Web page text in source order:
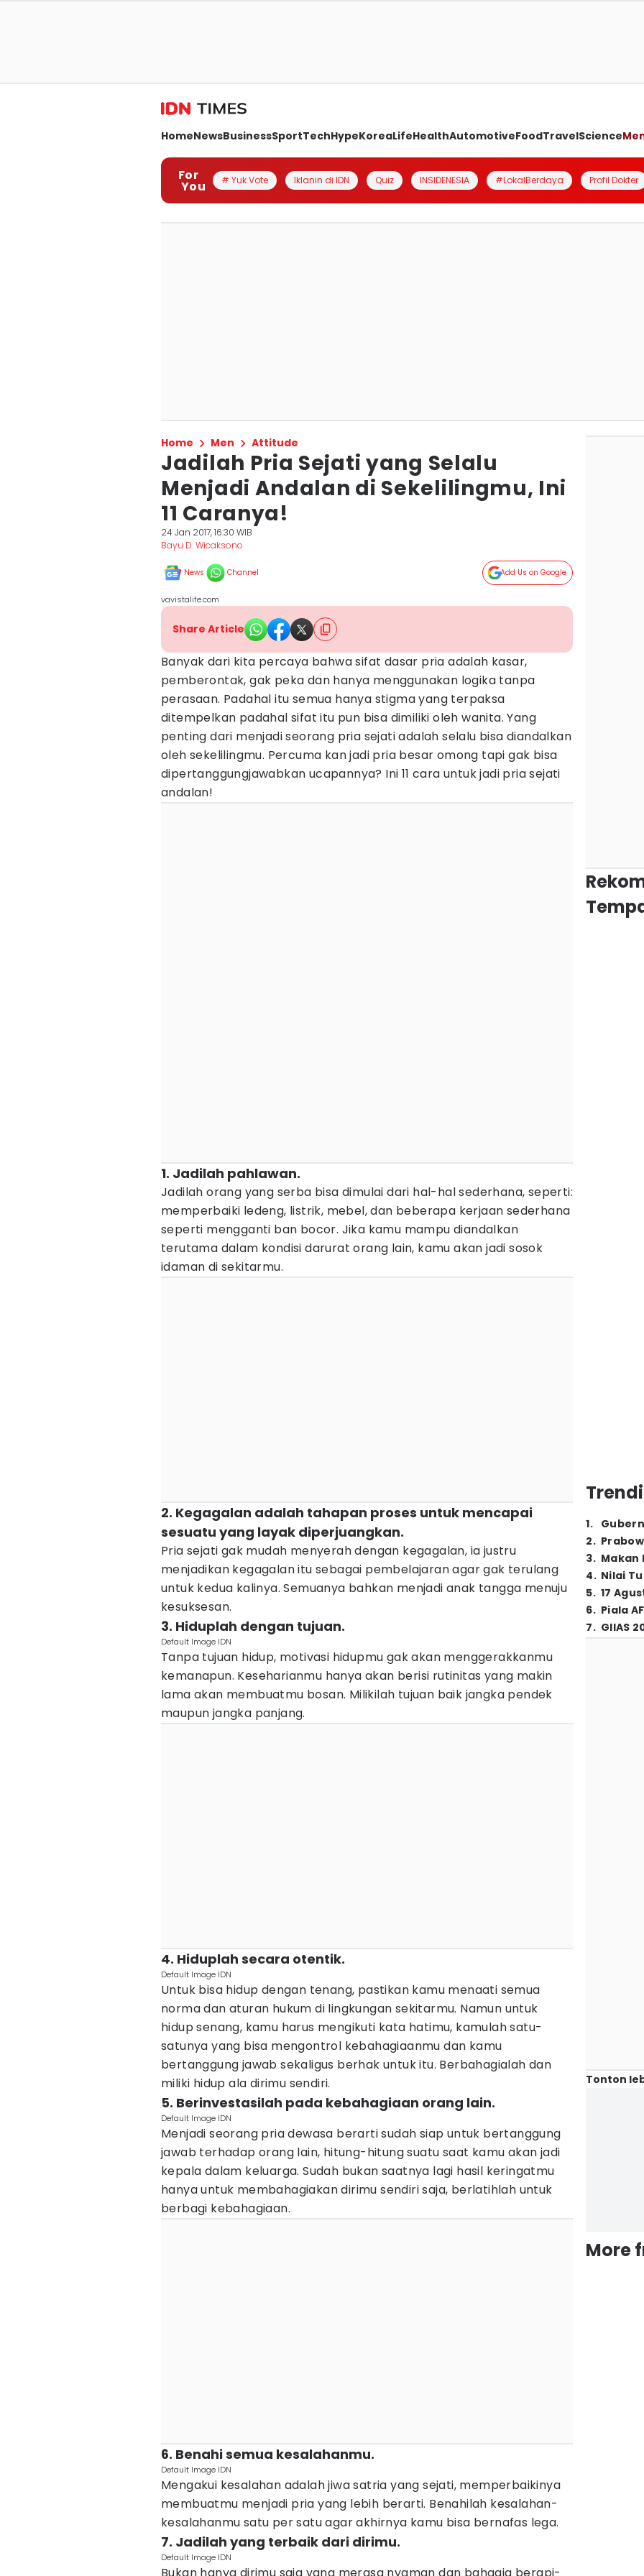
HomeNewsBusinessSportTechHypeKoreaLifeHealthAutomotiveFoodTravelScience
For
You # Yuk Vote Iklanin di IDN Quiz INSIDENESIA #LokalBerdaya Profil Dokter
Home Men Attitude
Jadilah Pria Sejati yang Selalu
Menjadi Andalan di Sekelilingmu, Ini
11 Caranya!
24 Jan 2017, 16:30 WIB
Bayu D. Wicaksono
News Channel Add Us on Google
vavistalife.com
Share Article
Banyak dari kita percaya bahwa sifat dasar pria adalah kasar,
pemberontak, gak peka dan hanya menggunakan logika tanpa
perasaan. Padahal itu semua hanya stigma yang terpaksa
ditempelkan padahal sifat itu pun bisa dimiliki oleh wanita. Yang
penting dari menjadi seorang pria sejati adalah selalu bisa diandalkan
oleh sekelilingmu. Percuma kan jadi pria besar omong tapi gak bisa
dipertanggungjawabkan ucapannya? Ini 11 cara untuk jadi pria sejati
andalan!
1. Jadilah pahlawan.
Jadilah orang yang serba bisa dimulai dari hal-hal sederhana, seperti:
memperbaiki ledeng, listrik, mebel, dan beberapa kerjaan sederhana
seperti mengganti ban bocor. Jika kamu mampu diandalkan
terutama dalam kondisi darurat orang lain, kamu akan jadi sosok
idaman di sekitarmu.
2. Kegagalan adalah tahapan proses untuk mencapai
sesuatu yang layak diperjuangkan.
Pria sejati gak mudah menyerah dengan kegagalan, ia justru
menjadikan kegagalan itu sebagai pembelajaran agar gak terulang
untuk kedua kalinya. Semuanya bahkan menjadi anak tangga menuju
kesuksesan.
3. Hiduplah dengan tujuan.
Default Image IDN
Tanpa tujuan hidup, motivasi hidupmu gak akan menggerakkanmu
kemanapun. Keseharianmu hanya akan berisi rutinitas yang makin
lama akan membuatmu bosan. Milikilah tujuan baik jangka pendek
maupun jangka panjang.
4. Hiduplah secara otentik.
Default Image IDN
Untuk bisa hidup dengan tenang, pastikan kamu menaati semua
norma dan aturan hukum di lingkungan sekitarmu. Namun untuk
hidup senang, kamu harus mengikuti kata hatimu, kamulah satu-
satunya yang bisa mengontrol kebahagiaanmu dan kamu
bertanggung jawab sekaligus berhak untuk itu. Berbahagialah dan
miliki hidup ala dirimu sendiri.
5. Berinvestasilah pada kebahagiaan orang lain.
Default Image IDN
Menjadi seorang pria dewasa berarti sudah siap untuk bertanggung
jawab terhadap orang lain, hitung-hitung suatu saat kamu akan jadi
kepala dalam keluarga. Sudah bukan saatnya lagi hasil keringatmu
hanya untuk membahagiakan dirimu sendiri saja, berlatihlah untuk
berbagi kebahagiaan.
6. Benahi semua kesalahanmu.
Default Image IDN
Mengakui kesalahan adalah jiwa satria yang sejati, memperbaikinya
membuatmu menjadi pria yang lebih berarti. Benahilah kesalahan-
kesalahanmu satu per satu agar akhirnya kamu bisa bernafas lega.
7. Jadilah yang terbaik dari dirimu.
Default Image IDN
1.
2.
3. Makan
4. Nilai
5. 17
6. Piala
7. GIIAS
Tonton
More